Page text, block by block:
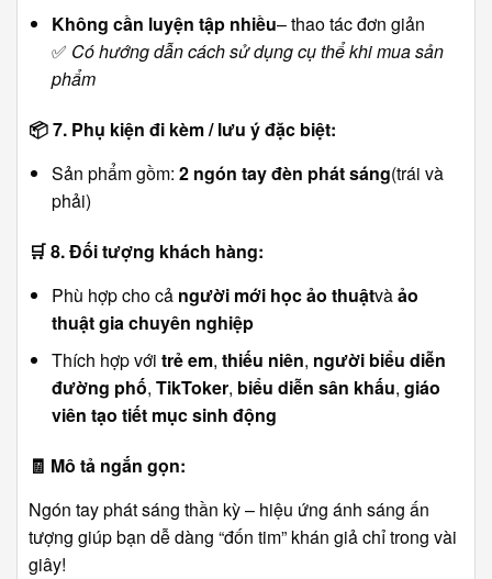
Không cần luyện tập nhiều– thao tác đơn giản
✅ Có hướng dẫn cách sử dụng cụ thể khi mua sản
phẩm
📦7. Phụ kiện đi kèm / lưu ý đặc biệt:
Sản phẩm gồm: 2 ngón tay đèn phát sáng(trái và
phải)
🛒8. Đối tượng khách hàng:
Phù hợp cho cả người mới học ảo thuậtvàảo
thuật gia chuyên nghiệp
Thích hợp với trẻ em, thiếu niên, người biểu diễn
đường phố, TikToker, biểu diễn sân khấu, giáo
viên tạo tiết mục sinh động
🧾 Mô tả ngắn gọn:
Ngón tay phát sáng thần kỳ – hiệu ứng ánh sáng ấn
tượng giúp bạn dễ dàng “đốn tim” khán giả chỉ trong vài
giây!